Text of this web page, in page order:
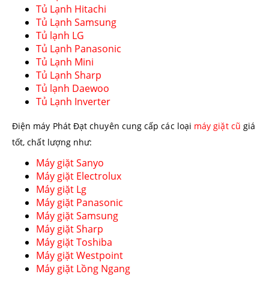
Tủ Lạnh Hitachi
Tủ Lạnh Samsung
Tủ lạnh LG
Tủ Lạnh Panasonic
Tủ Lạnh Mini
Tủ Lạnh Sharp
Tủ lạnh Daewoo
Tủ Lạnh Inverter
Điện máy Phát Đạt chuyên cung cấp các loại máy giặt cũ giá
tốt, chất lượng như:
Máy giặt Sanyo
Máy giặt Electrolux
Máy giặt Lg
Máy giặt Panasonic
Máy giặt Samsung
Máy giặt Sharp
Máy giặt Toshiba
Máy giặt Westpoint
Máy giặt Lồng Ngang